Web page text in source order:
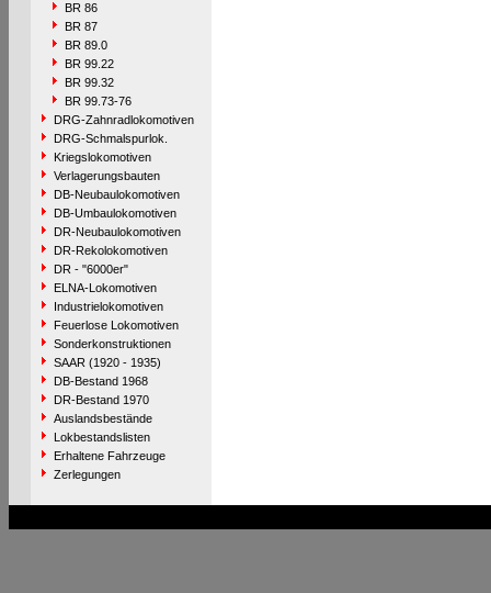
BR 86
BR 87
BR 89.0
BR 99.22
BR 99.32
BR 99.73-76
DRG-Zahnradlokomotiven
DRG-Schmalspurlok.
Kriegslokomotiven
Verlagerungsbauten
DB-Neubaulokomotiven
DB-Umbaulokomotiven
DR-Neubaulokomotiven
DR-Rekolokomotiven
DR - "6000er"
ELNA-Lokomotiven
Industrielokomotiven
Feuerlose Lokomotiven
Sonderkonstruktionen
SAAR (1920 - 1935)
DB-Bestand 1968
DR-Bestand 1970
Auslandsbestände
Lokbestandslisten
Erhaltene Fahrzeuge
Zerlegungen